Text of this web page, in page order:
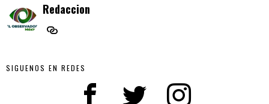
Redaccion
SIGUENOS EN REDES